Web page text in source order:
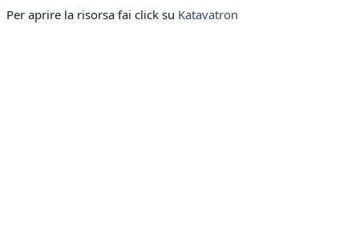
Per aprire la risorsa fai click su Katavatron